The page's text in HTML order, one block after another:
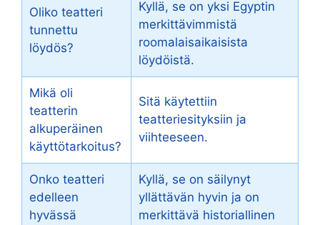
Oliko teatteri
tunnettu
löydös?
Kyllä, se on yksi Egyptin
merkittävimmistä
roomalaisaikaisista
löydöistä.
Mikä oli
teatterin
alkuperäinen
käyttötarkoitus?
Sitä käytettiin
teatteriesityksiin ja
viihteeseen.
Onko teatteri
edelleen
hyvässä
Kyllä, se on säilynyt
yllättävän hyvin ja on
merkittävä historiallinen